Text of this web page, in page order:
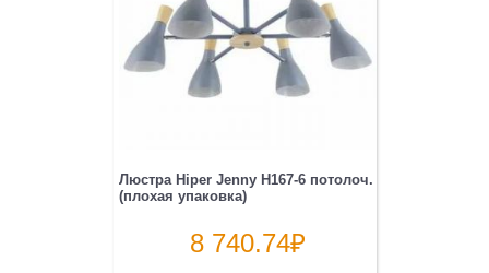
Люстра Hiper Jenny H167-6 потолоч.
(плохая упаковка)
8 740.74₽